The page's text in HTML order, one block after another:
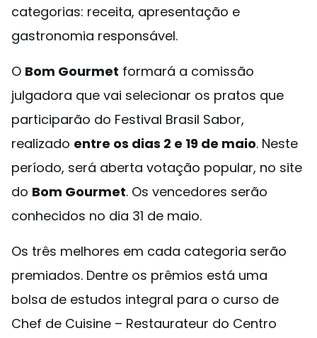
categorias: receita, apresentação e
gastronomia responsável.
O Bom Gourmet formará a comissão
julgadora que vai selecionar os pratos que
participarão do Festival Brasil Sabor,
realizado entre os dias 2 e 19 de maio. Neste
período, será aberta votação popular, no site
do Bom Gourmet. Os vencedores serão
conhecidos no dia 31 de maio.
Os três melhores em cada categoria serão
premiados. Dentre os prêmios está uma
bolsa de estudos integral para o curso de
Chef de Cuisine – Restaurateur do Centro